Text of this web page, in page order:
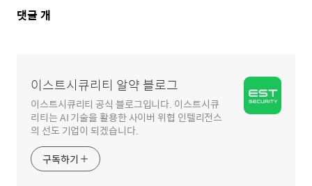
댓
댓글 개
이스트시큐리티 알약 블로그
이스트시큐리티 공식 블로그입니다. 이스트시큐
리티는 AI 기술을 활용한 사이버 위협 인텔리전스
의 선도 기업이 되겠습니다.
구독하기